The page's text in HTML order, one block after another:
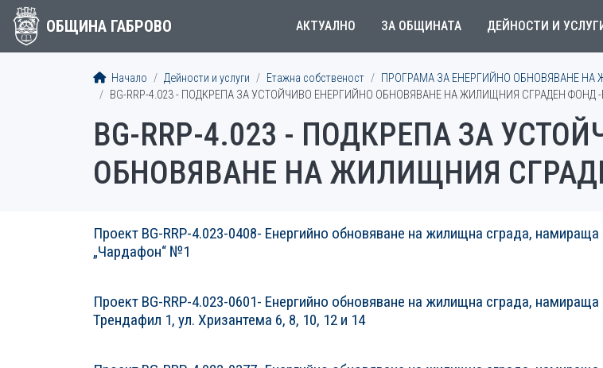
ОБЩИНА ГАБРОВО АКТУАЛНО ЗА ОБЩИНАТА ДЕЙНОСТИ И
Начало Дейности и услуги Етажна собственост
ПРОГРАМА ЗА ЕНЕРГИЙНО ОБНОВЯВАНЕ НА
BG-RRP-4.023 - ПОДКРЕПА ЗА УСТОЙЧИВО ЕНЕРГИЙНО ОБНОВЯВАНЕ НА ЖИЛИЩНИЯ СГРАДЕН ФОНД -
BG-RRP-4.023 - ПОДКРЕПА ЗА
ОБНОВЯВАНЕ НА ЖИЛИЩНИЯ
СТАТИИСТАТИИ
Проект BG-RRP-4.023-0408- Енергийно обновяване на жилищна сграда, намираща
„Чардафон“ №1
Проект BG-RRP-4.023-0601- Енергийно обновяване на жилищна сграда, намираща
Трендафил 1, ул. Хризантема 6, 8, 10, 12 и 14